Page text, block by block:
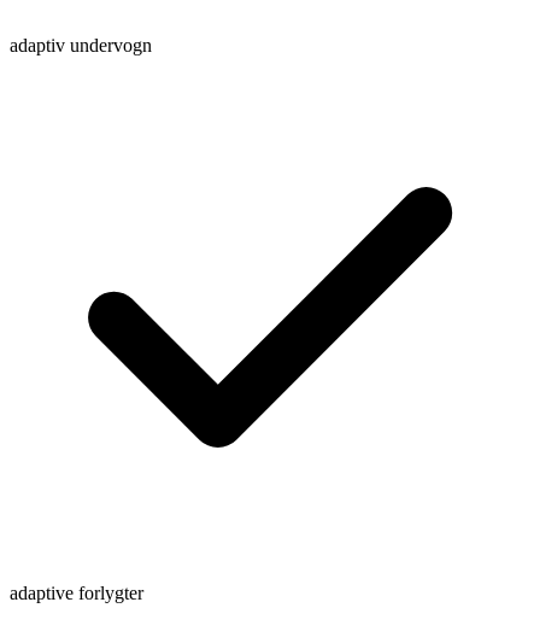
adaptiv undervogn
adaptive forlygter